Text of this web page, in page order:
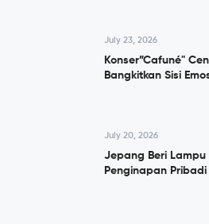
July 23, 2026
Konser”Cafuné"
Bangkitkan Sisi
July 20, 2026
Jepang Beri
Penginapan